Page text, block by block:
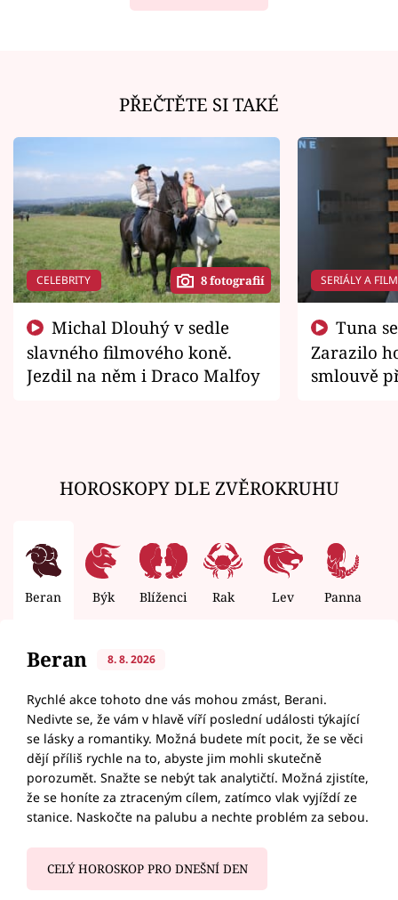
PŘEČTĚTE SI TAKÉ
CELEBRITY 8 fotografií
slavného filmového koně.
Jezdil na něm i Draco Malfoy
SERIÁLY A
Zarazilo
smlouvě
HOROSKOPY DLE ZVĚROKRUHU
Beran Býk Blíženci Rak Lev Panna
Beran 8. 8. 2026
Rychlé akce tohoto dne vás mohou zmást, Berani.
Nedivte se, že vám v hlavě víří poslední události týkající
se lásky a romantiky. Možná budete mít pocit, že se věci
dějí příliš rychle na to, abyste jim mohli skutečně
porozumět. Snažte se nebýt tak analytičtí. Možná zjistíte,
že se honíte za ztraceným cílem, zatímco vlak vyjíždí ze
stanice. Naskočte na palubu a nechte problém za sebou.
CELÝ HOROSKOP PRO DNEŠNÍ DEN